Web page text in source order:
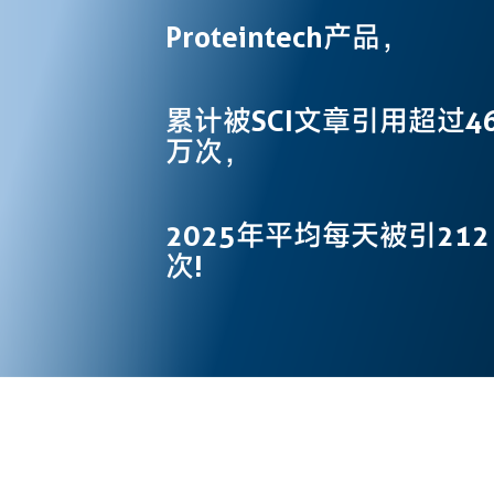
Proteintech产品，
累计被SCI文章引用超过
万次，
2025年平均每天被引212
次!